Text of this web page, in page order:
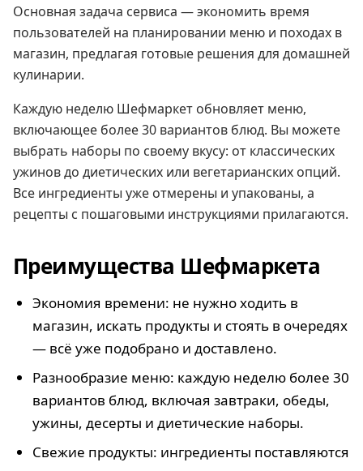
Основная задача сервиса — экономить время
пользователей на планировании меню и походах в
магазин, предлагая готовые решения для домашней
кулинарии.
Каждую неделю Шефмаркет обновляет меню,
включающее более 30 вариантов блюд. Вы можете
выбрать наборы по своему вкусу: от классических
ужинов до диетических или вегетарианских опций.
Все ингредиенты уже отмерены и упакованы, а
рецепты с пошаговыми инструкциями прилагаются.
Преимущества Шефмаркета
Экономия времени: не нужно ходить в
магазин, искать продукты и стоять в очередях
— всё уже подобрано и доставлено.
Разнообразие меню: каждую неделю более 30
вариантов блюд, включая завтраки, обеды,
ужины, десерты и диетические наборы.
Свежие продукты: ингредиенты поставляются